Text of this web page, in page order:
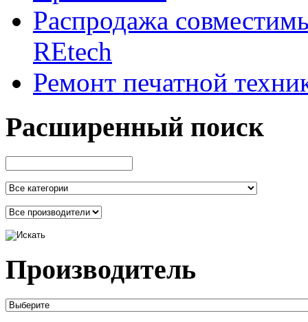
Распродажа
REtech
Ремонт печатной
Расширенный поиск
Производитель